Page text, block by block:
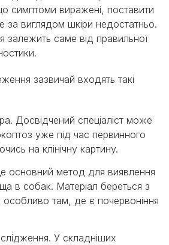
симптоми виражені, поставити
за виглядом шкіри недостатньо.
залежить саме від правильної
зазвичай входять такі
Досвідчений спеціаліст може
уже під час первинного
на клінічну картину.
основний метод для виявлення
в собак. Матеріал береться з
особливо там, де є почервоніння
У складніших